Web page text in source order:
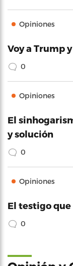
Opiniones
Voy a Trump
0
Opiniones
El
y solución
0
Opiniones
El testigo
0